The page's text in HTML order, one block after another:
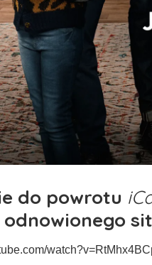
do powrotu